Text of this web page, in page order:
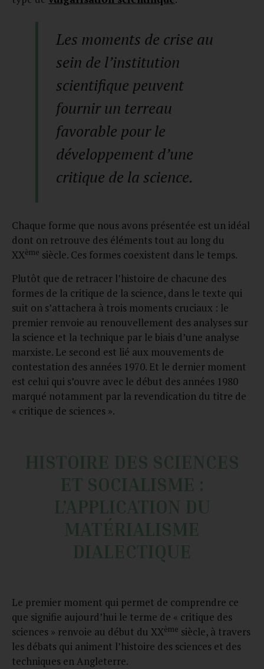
Les moments de crise au
sein de l’institution
scientifique peuvent
fournir un terreau
favorable pour le
développement d’une
critique de la science.
Chaque forme que nous avons présentée est un idéal
dont on retrouve des éléments tout au long du
XXème siècle. Ces formes coexistent dans le temps.
Plutôt que de retracer l’histoire de chacune des
formes de la critique de la science, dans le texte qui
suit on s’attachera à trois moments cruciaux : le
premier renvoie au renouvellement des analyses sur
la science et la technique par le biais d’une analyse
marxiste. Le second est lié aux mouvements de
contestation des années 1970. Et le dernier moment
est celui qui s’ouvre avec le début des années 1980
marqué notamment par la revendication du titre de
« critique de sciences ».
HISTOIRE DES SCIENCES
ET SOCIALISME :
L’APPLICATION DU
MATÉRIALISME
DIALECTIQUE
Le premier moment qui permet de comprendre ce
que signifie aujourd’hui le terme de « critique des
sciences » renvoie au début du XXème siècle, à travers
les débats qui animent l’histoire des sciences et des
techniques en Angleterre.